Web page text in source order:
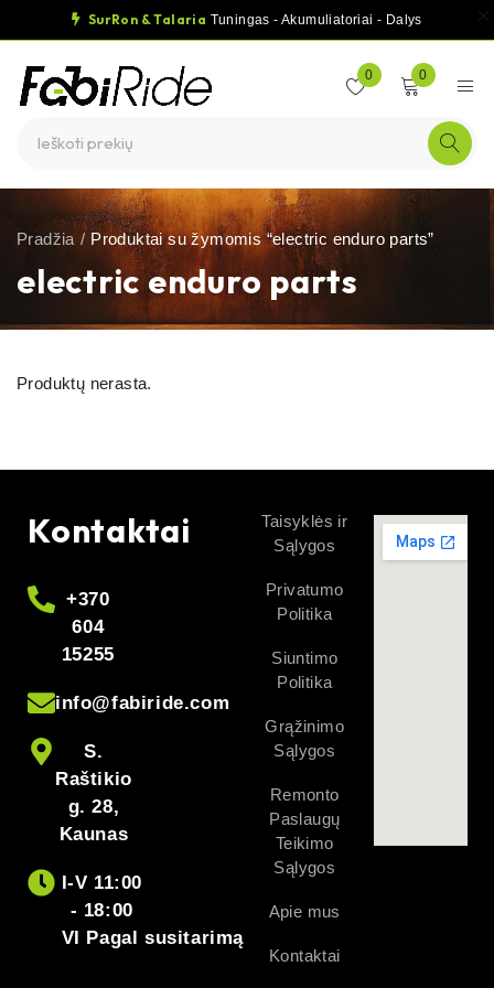
SurRon & Talaria Tuningas - Akumuliatoriai - Dalys
0 0
electric enduro parts
Pradžia / Produktai su žymomis “electric enduro parts”
Produktų nerasta.
Kontaktai
+370
604
15255
info@fabiride.com
S.
Raštikio
g. 28,
Kaunas
I-V 11:00
- 18:00
VI Pagal susitarimą
Taisyklės ir
Sąlygos
Privatumo
Politika
Siuntimo
Politika
Grąžinimo
Sąlygos
Remonto
Paslaugų
Teikimo
Sąlygos
Apie mus
Kontaktai